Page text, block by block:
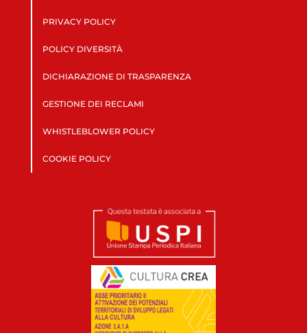
PRIVACY POLICY
POLICY DIVERSITÀ
DICHIARAZIONE DI TRASPARENZA
GESTIONE DEI RECLAMI
WHISTLEBLOWER POLICY
COOKIE POLICY